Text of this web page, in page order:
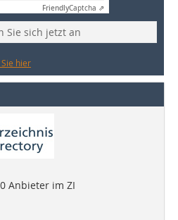
FriendlyCaptcha ⇗
Sie sich jetzt an
hier
Anbieter im ZI